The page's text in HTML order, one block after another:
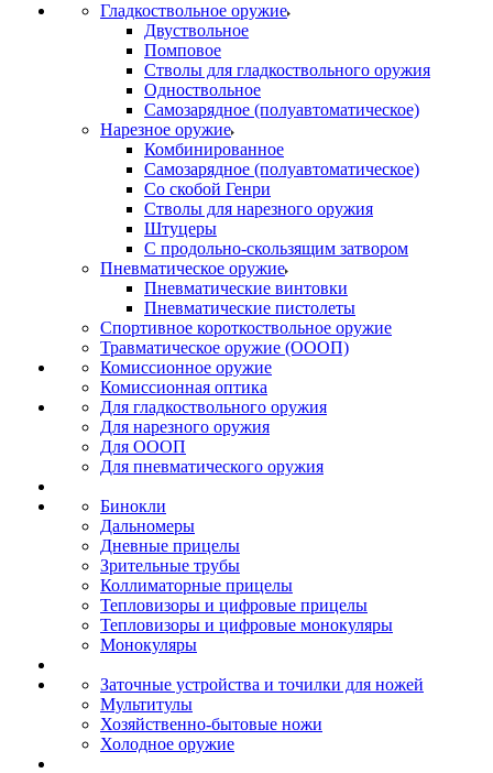
Гладкоствольное оружие
Двуствольное
Помповое
Стволы для гладкоствольного оружия
Одноствольное
Самозарядное (полуавтоматическое)
Нарезное оружие
Комбинированное
Самозарядное (полуавтоматическое)
Со скобой Генри
Стволы для нарезного оружия
Штуцеры
С продольно-скользящим затвором
Пневматическое оружие
Пневматические винтовки
Пневматические пистолеты
Спортивное короткоствольное оружие
Травматическое оружие (ОООП)
Комиссионное оружие
Комиссионная оптика
Для гладкоствольного оружия
Для нарезного оружия
Для ОООП
Для пневматического оружия
Бинокли
Дальномеры
Дневные прицелы
Зрительные трубы
Коллиматорные прицелы
Тепловизоры и цифровые прицелы
Тепловизоры и цифровые монокуляры
Монокуляры
Заточные устройства и точилки для ножей
Мультитулы
Хозяйственно-бытовые ножи
Холодное оружие